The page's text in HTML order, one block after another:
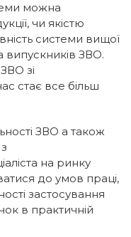
можна
чи якістю
системи вищої
випускників ЗВО.
зі
стає все більш
ЗВО а також
на ринку
до умов праці,
застосування
в практичній